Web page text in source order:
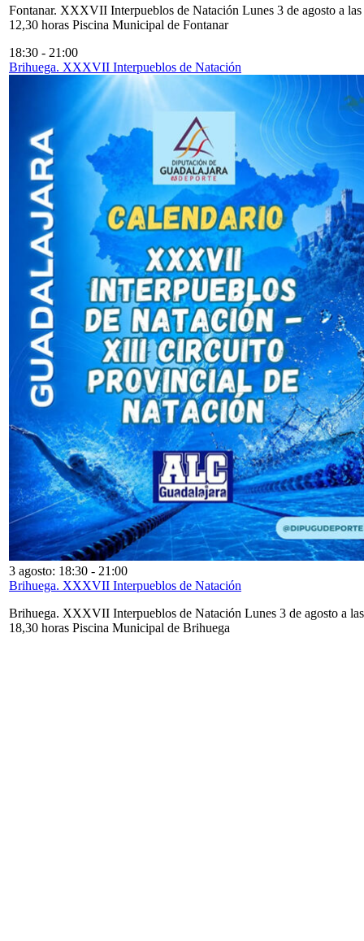
Fontanar. XXXVII Interpueblos de Natación Lunes 3 de agosto a las
12,30 horas Piscina Municipal de Fontanar
18:30 - 21:00
Brihuega. XXXVII Interpueblos de Natación
3 agosto: 18:30 - 21:00
Brihuega. XXXVII Interpueblos de Natación
Brihuega. XXXVII Interpueblos de Natación Lunes 3 de agosto a las
18,30 horas Piscina Municipal de Brihuega